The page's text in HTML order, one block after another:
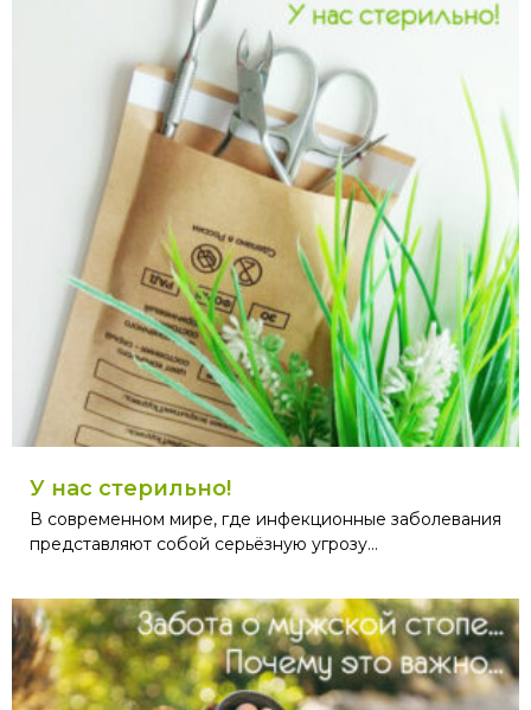
У нас стерильно!
В современном мире, где инфекционные заболевания
представляют собой серьёзную угрозу...